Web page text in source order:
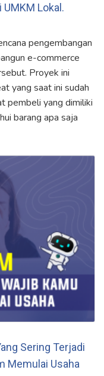
UMKM Lokal.
pengembangan
e-commerce
Proyek ini
yang saat ini sudah
pembeli yang dimiliki
barang apa saja
Sering Terjadi
Memulai Usaha